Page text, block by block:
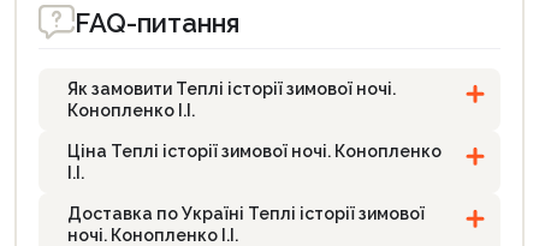
FAQ-питання
Як замовити Теплі історії зимової ночі.
Конопленко І.І.
Ціна Теплі історії зимової ночі. Конопленко
І.І.
Доставка по Україні Теплі історії зимової
ночі. Конопленко І.І.